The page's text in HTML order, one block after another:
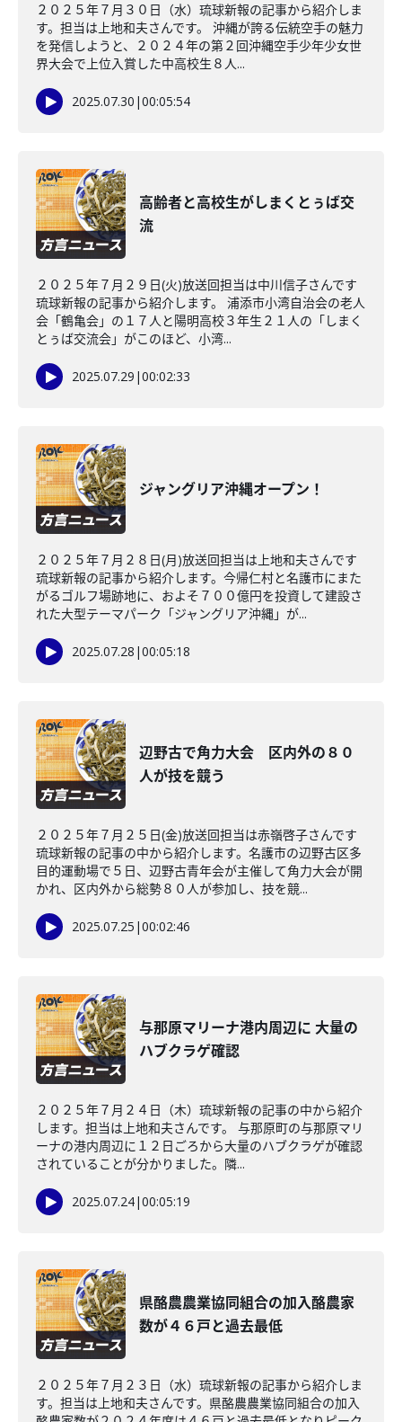
２０２５年７月３０日（水）琉球新報の記事から紹介しま
す。担当は上地和夫さんです。 沖縄が誇る伝統空手の魅力
を発信しようと、２０２４年の第２回沖縄空手少年少女世
界大会で上位入賞した中高校生８人...
2025.07.30 |00:05:54
高齢者と高校生がしまくとぅば交
流
２０２５年７月２９日(火)放送回担当は中川信子さんです
琉球新報の記事から紹介します。 浦添市小湾自治会の老人
会「鶴亀会」の１７人と陽明高校３年生２１人の「しまく
とぅば交流会」がこのほど、小湾...
2025.07.29 |00:02:33
ジャングリア沖縄オープン！
２０２５年７月２８日(月)放送回担当は上地和夫さんです
琉球新報の記事から紹介します。今帰仁村と名護市にまた
がるゴルフ場跡地に、およそ７００億円を投資して建設さ
れた大型テーマパーク「ジャングリア沖縄」が...
2025.07.28 |00:05:18
辺野古で角力大会 区内外の８０
人が技を競う
２０２５年７月２５日(金)放送回担当は赤嶺啓子さんです
琉球新報の記事の中から紹介します。名護市の辺野古区多
目的運動場で５日、辺野古青年会が主催して角力大会が開
かれ、区内外から総勢８０人が参加し、技を競...
2025.07.25 |00:02:46
与那原マリーナ港内周辺に 大量の
ハブクラゲ確認
２０２５年７月２４日（木）琉球新報の記事の中から紹介
します。担当は上地和夫さんです。 与那原町の与那原マリ
ーナの港内周辺に１２日ごろから大量のハブクラゲが確認
されていることが分かりました。隣...
2025.07.24|00:05:19
県酪農農業協同組合の加入酪農家
数が４６戸と過去最低
２０２５年７月２３日（水）琉球新報の記事から紹介しま
す。担当は上地和夫さんです。県酪農農業協同組合の加入